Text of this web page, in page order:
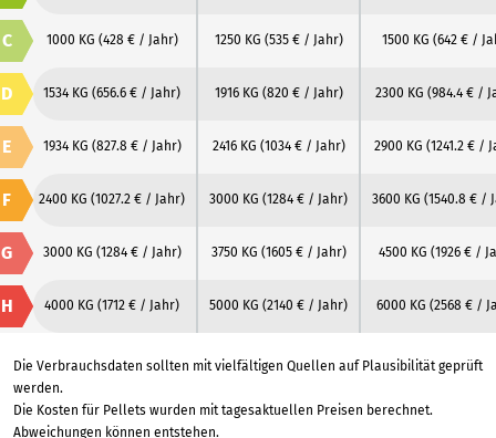
C 1000 KG (428 € / Jahr) 1250 KG (535 € / Jahr) 1500 KG (642 € /
D 1534 KG (656.6 € / Jahr) 1916 KG (820 € / Jahr) 2300 KG (984.4 € /
E 1934 KG (827.8 € / Jahr) 2416 KG (1034 € / Jahr) 2900 KG (1241.2 € /
F 2400 KG (1027.2 € / Jahr) 3000 KG (1284 € / Jahr) 3600 KG (1540.8 € /
G 3000 KG (1284 € / Jahr) 3750 KG (1605 € / Jahr) 4500 KG (1926 € /
H 4000 KG (1712 € / Jahr) 5000 KG (2140 € / Jahr) 6000 KG (2568 € /
Die Verbrauchsdaten sollten mit vielfältigen Quellen auf Plausibilität geprüft
werden.
Die Kosten für Pellets wurden mit tagesaktuellen Preisen berechnet.
Abweichungen können entstehen.